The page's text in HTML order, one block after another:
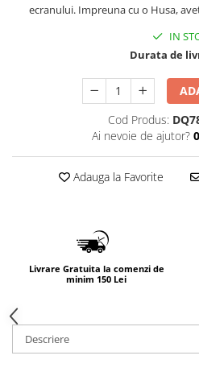
ecranului. Impreuna cu o Husa,
IN
Durata de
Cod Produs:
Ai nevoie de ajutor?
Adauga la Favorite
Livrare Gratuita la comenzi de
minim 150 Lei
Descriere